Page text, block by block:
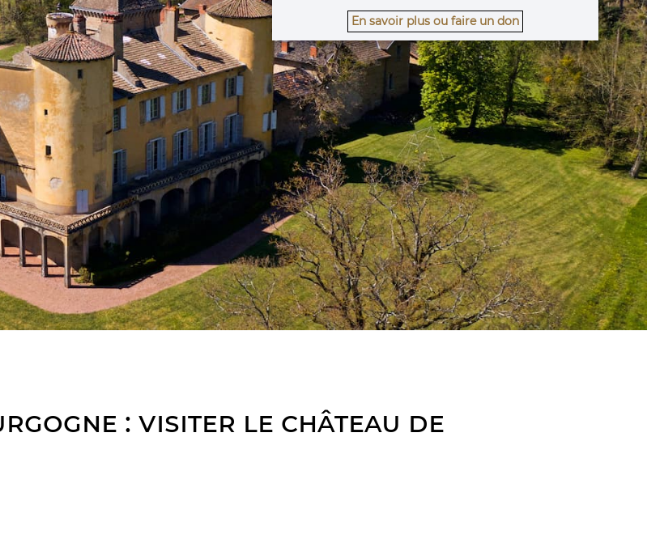
En savoir plus ou faire un don
: visiter le château de